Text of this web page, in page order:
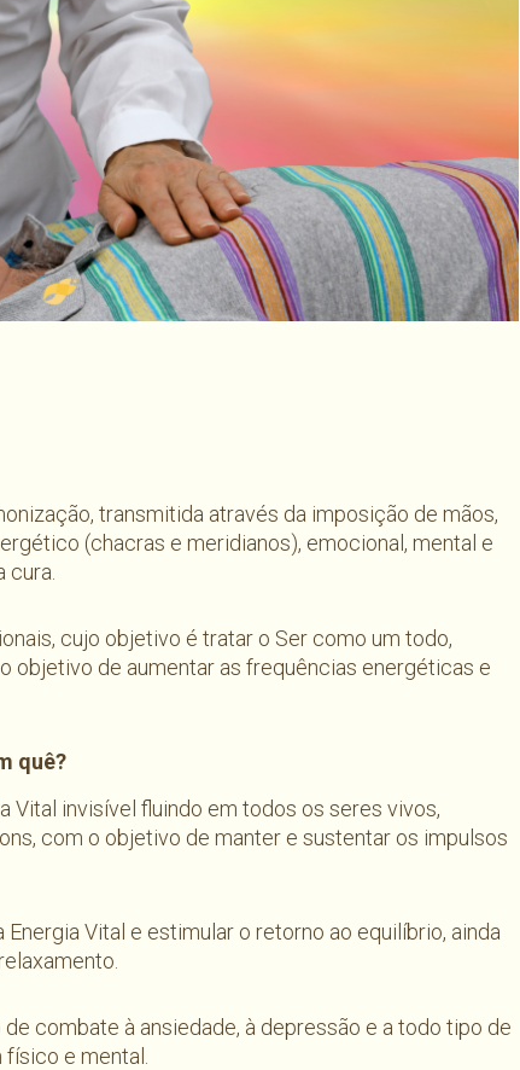
transmitida através da imposição de mãos,
(chacras e meridianos), emocional, mental e
cura.
cujo objetivo é tratar o Ser como um todo,
objetivo de aumentar as frequências energéticas e
quê?
Vital invisível fluindo em todos os seres vivos,
com o objetivo de manter e sustentar os impulsos
Vital e estimular o retorno ao equilíbrio, ainda
combate à ansiedade, à depressão e a todo tipo de
e mental.